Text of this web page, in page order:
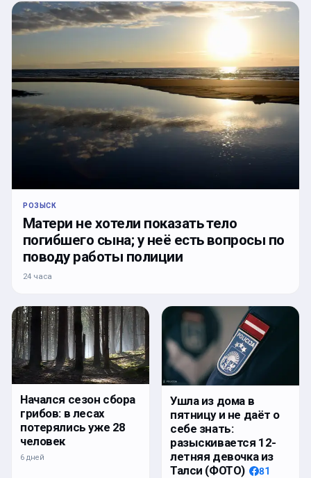
РОЗЫСК
Матери не хотели показать тело
погибшего сына; у неё есть вопросы по
поводу работы полиции
24 часа
Начался сезон сбора
грибов: в лесах
потерялись уже 28
человек
6 дней
Ушла из дома в
пятницу и не даёт о
себе знать:
разыскивается 12-
летняя девочка из
Талси (ФОТО)
81